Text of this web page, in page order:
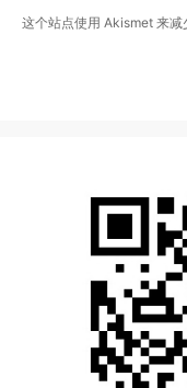
这个站点使用 Akismet 来减